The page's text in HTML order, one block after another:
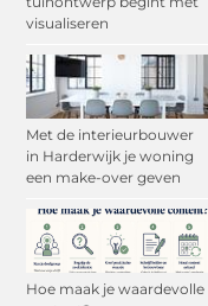
visualiseren
Met de interieurbouwer
in Harderwijk je woning
een make-over geven
Hoe maak je waardevolle